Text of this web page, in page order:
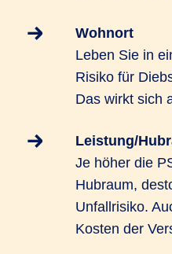
Wohnort
Leben Sie in
Risiko für
Das wirkt sich
Leistung/
Je höher die
Hubraum,
Unfallrisiko.
Kosten der